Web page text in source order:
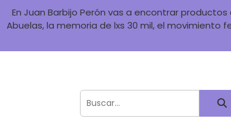
En Juan Barbijo Perón vas a encontrar
Abuelas, la memoria de lxs 30 mil, el movimiento